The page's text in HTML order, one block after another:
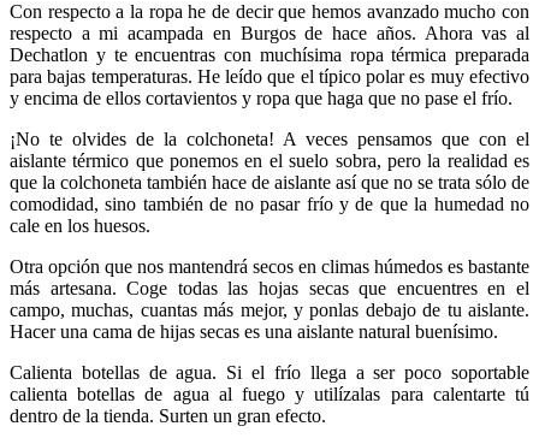
Con respecto a la ropa he de decir que hemos avanzado mucho con
respecto a mi acampada en Burgos de hace años. Ahora vas al
Dechatlon y te encuentras con muchísima ropa térmica preparada
para bajas temperaturas. He leído que el típico polar es muy efectivo
y encima de ellos cortavientos y ropa que haga que no pase el frío.
¡No te olvides de la colchoneta! A veces pensamos que con el
aislante térmico que ponemos en el suelo sobra, pero la realidad es
que la colchoneta también hace de aislante así que no se trata sólo de
comodidad, sino también de no pasar frío y de que la humedad no
cale en los huesos.
Otra opción que nos mantendrá secos en climas húmedos es bastante
más artesana. Coge todas las hojas secas que encuentres en el
campo, muchas, cuantas más mejor, y ponlas debajo de tu aislante.
Hacer una cama de hijas secas es una aislante natural buenísimo.
Calienta botellas de agua. Si el frío llega a ser poco soportable
calienta botellas de agua al fuego y utilízalas para calentarte tú
dentro de la tienda. Surten un gran efecto.